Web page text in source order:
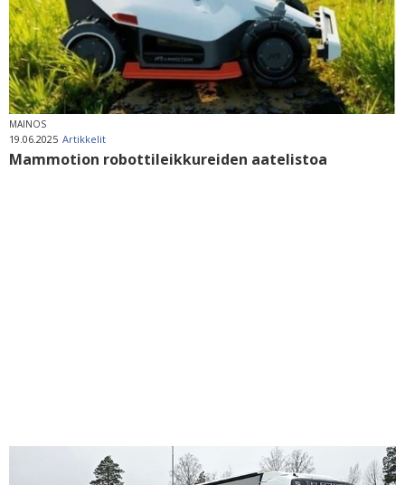
MAINOS
19.06.2025 Artikkelit
Mammotion robottileikkureiden aatelistoa